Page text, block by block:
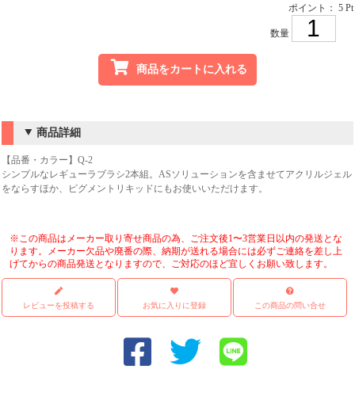
ポイント： 5 Pt
数量
商品をカートに入れる
商品詳細
【品番・カラー】Q-2
シンプルなレギューラブラシ2本組。ASソリューションを含ませてアクリルジェル
をならすほか、ピグメントリキッドにもお使いいただけます。
※この商品はメーカー取り寄せ商品の為、ご注文後1〜3営業日以内の発送とな
ります。メーカー欠品や廃番の際、納期が送れる場合には必ずご連絡を差し上
げてからの商品発送となりますので、ご対応のほど宜しくお願い致します。
レビューを投稿する お気に入りに登録 この商品の問い合せ